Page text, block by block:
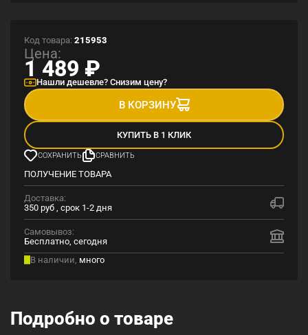
Код товара: 215953
Цена:
1 489 ₽
Нашли дешевле? Снизим цену?
В КОРЗИНУ
КУПИТЬ В 1 КЛИК
СОХРАНИТЬ СРАВНИТЬ
ПОЛУЧЕНИЕ ТОВАРА
Доставка:
350 руб , срок 1-2 дня
Самовывоз:
Бесплатно, сегодня
В наличии, много
Подробно о товаре